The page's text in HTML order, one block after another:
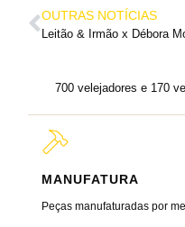
OUTRAS NOTÍCIAS
700 velejadores e 170
MANUFATURA
Peças manufaturadas por